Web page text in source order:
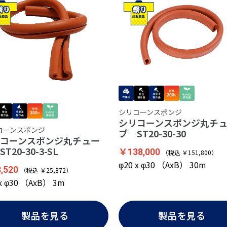
ーンスポンジ
ーンスポンジ丸チュー
30-3-SL
（税込 ￥25,872）
φ30 （AxB） 3m
製品を見る
シリコーンスポンジ
シリコーンスポンジ丸チ
ブ ST20-30-30
￥138,000 （税込 ￥151,800）
φ20 x φ30 （AxB） 30m
製品を見る